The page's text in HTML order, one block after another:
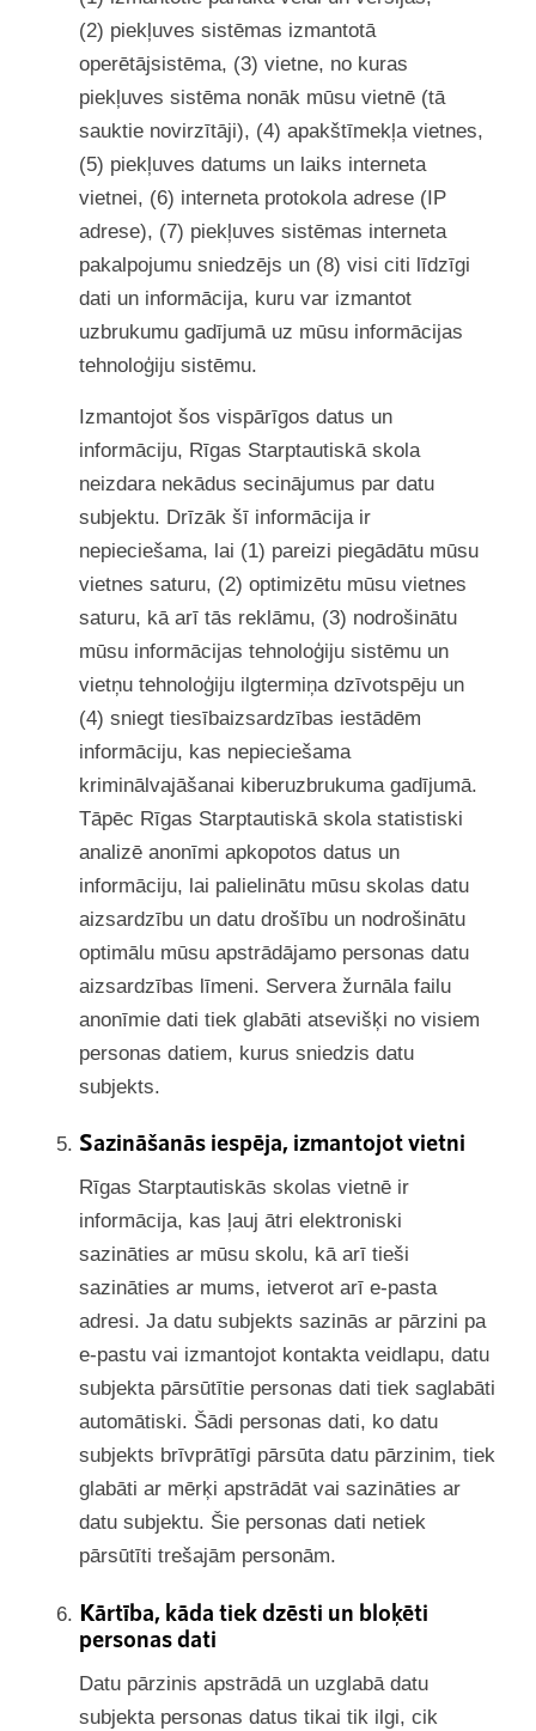
(2) piekļuves sistēmas izmantotā
operētājsistēma, (3) vietne, no kuras
piekļuves sistēma nonāk mūsu vietnē (tā
sauktie novirzītāji), (4) apakštīmekļa vietnes,
(5) piekļuves datums un laiks interneta
vietnei, (6) interneta protokola adrese (IP
adrese), (7) piekļuves sistēmas interneta
pakalpojumu sniedzējs un (8) visi citi līdzīgi
dati un informācija, kuru var izmantot
uzbrukumu gadījumā uz mūsu informācijas
tehnoloģiju sistēmu.
Izmantojot šos vispārīgos datus un
informāciju, Rīgas Starptautiskā skola
neizdara nekādus secinājumus par datu
subjektu. Drīzāk šī informācija ir
nepieciešama, lai (1) pareizi piegādātu mūsu
vietnes saturu, (2) optimizētu mūsu vietnes
saturu, kā arī tās reklāmu, (3) nodrošinātu
mūsu informācijas tehnoloģiju sistēmu un
vietņu tehnoloģiju ilgtermiņa dzīvotspēju un
(4) sniegt tiesībaizsardzības iestādēm
informāciju, kas nepieciešama
kriminālvajāšanai kiberuzbrukuma gadījumā.
Tāpēc Rīgas Starptautiskā skola statistiski
analizē anonīmi apkopotos datus un
informāciju, lai palielinātu mūsu skolas datu
aizsardzību un datu drošību un nodrošinātu
optimālu mūsu apstrādājamo personas datu
aizsardzības līmeni. Servera žurnāla failu
anonīmie dati tiek glabāti atsevišķi no visiem
personas datiem, kurus sniedzis datu
subjekts.
Sazināšanās iespēja, izmantojot vietni
Rīgas Starptautiskās skolas vietnē ir
informācija, kas ļauj ātri elektroniski
sazināties ar mūsu skolu, kā arī tieši
sazināties ar mums, ietverot arī e-pasta
adresi. Ja datu subjekts sazinās ar pārzini pa
e-pastu vai izmantojot kontakta veidlapu, datu
subjekta pārsūtītie personas dati tiek saglabāti
automātiski. Šādi personas dati, ko datu
subjekts brīvprātīgi pārsūta datu pārzinim, tiek
glabāti ar mērķi apstrādāt vai sazināties ar
datu subjektu. Šie personas dati netiek
pārsūtīti trešajām personām.
Kārtība, kāda tiek dzēsti un bloķēti
personas dati
Datu pārzinis apstrādā un uzglabā datu
subjekta personas datus tikai tik ilgi, cik